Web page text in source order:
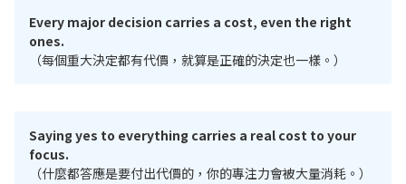
Every major decision carries a cost, even the right
ones.
（每個重大決定都有代價，就算是正確的決定也一樣。）
Saying yes to everything carries a real cost to your
focus.
（什麼都答應是要付出代價的，你的專注力會被大量消耗。）